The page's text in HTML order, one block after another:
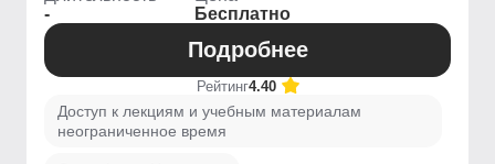
-
Бесплатно
Подробнее
Рейтинг4.40
Доступ к лекциям и учебным материалам
неограниченное время